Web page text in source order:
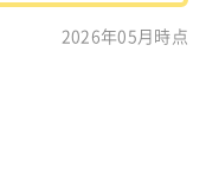
2026年05月時点